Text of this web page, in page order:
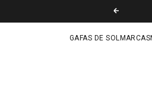
ANTERIOR
GAFAS DE SOL MARCAS